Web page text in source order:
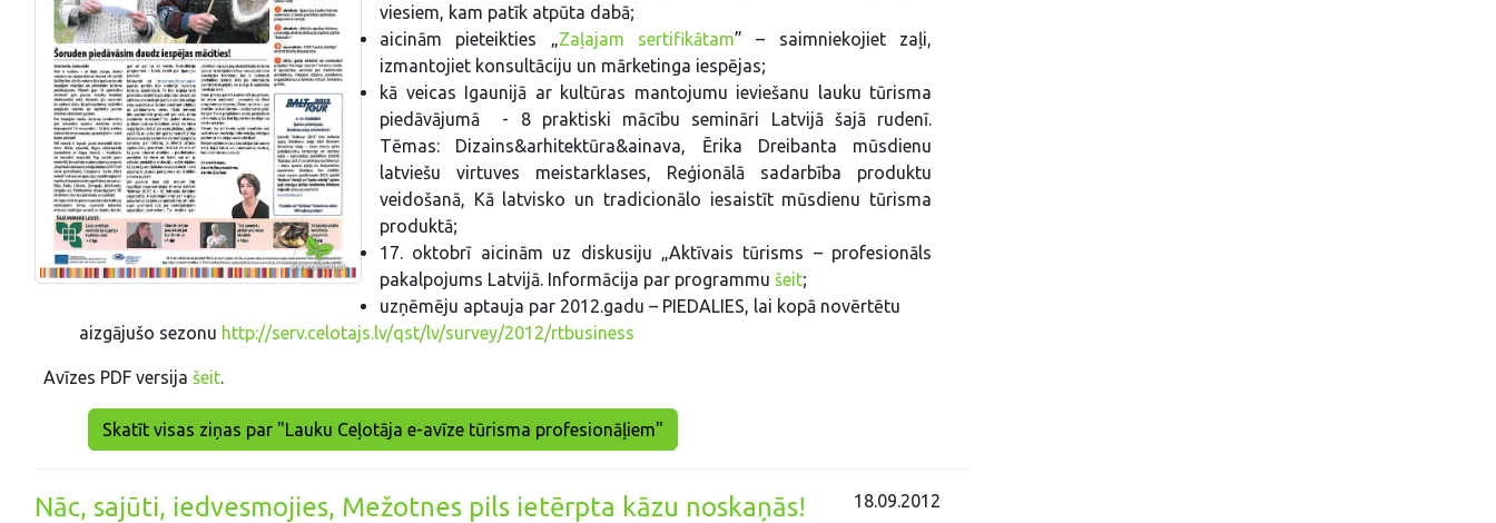
viesiem, kam patīk atpūta dabā;
aicinām pieteikties „ Zaļajam sertifikātam” – saimniekojiet zaļi,
izmantojiet konsultāciju un mārketinga iespējas;
kā veicas Igaunijā ar kultūras mantojumu ieviešanu lauku tūrisma
piedāvājumā - 8 praktiski mācību semināri Latvijā šajā rudenī.
Tēmas: Dizains&arhitektūra&ainava, Ērika Dreibanta mūsdienu
latviešu virtuves meistarklases, Reģionālā sadarbība produktu
veidošanā, Kā latvisko un tradicionālo iesaistīt mūsdienu tūrisma
produktā;
17. oktobrī aicinām uz diskusiju „Aktīvais tūrisms – profesionāls
pakalpojums Latvijā. Informācija par programmu šeit;
uzņēmēju aptauja par 2012.gadu – PIEDALIES, lai kopā novērtētu
aizgājušo sezonu http://serv.celotajs.lv/qst/lv/survey/2012/rtbusiness
Avīzes PDF versijašeit
Skatīt visas ziņas par "Lauku Ceļotāja e-avīze tūrisma profesionāļiem"
Nāc, sajūti, iedvesmojies, Mežotnes pils ietērpta kāzu noskaņās! 18.09.2012